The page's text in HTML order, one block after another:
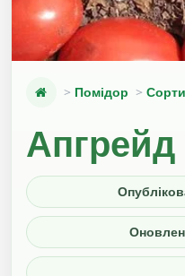
Помідор
Апгрейд